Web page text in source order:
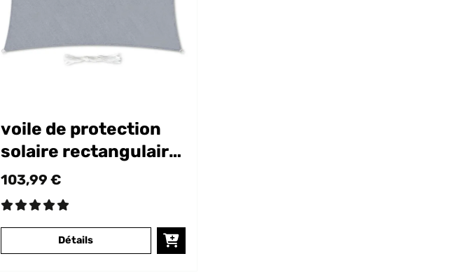
voile de protection
solaire rectangulaire
5x7 m
103,99 €
Détails